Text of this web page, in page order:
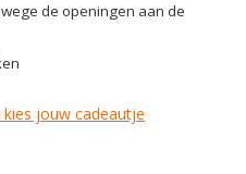
de openingen aan de
jouw cadeautje